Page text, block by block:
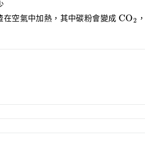
空氣中加熱，其中碳粉會變成 \ce
COX
2 ，